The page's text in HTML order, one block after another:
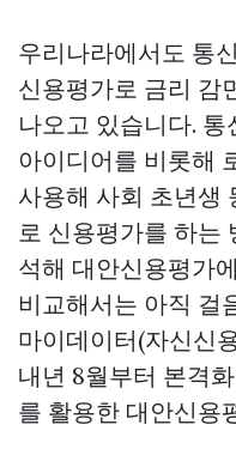
우리나라에서도 통
신용평가로 금리 감
나오고 있습니다.
아이디어를 비롯해
사용해 사회 초년생
로 신용평가를 하는
석해 대안신용평가
비교해서는 아직 걸
마이데이터(자신신
내년 8월부터 본격
를 활용한 대안신용